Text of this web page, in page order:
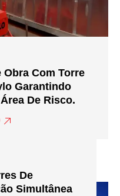
Obra Com Torre
Garantindo
De Risco.
De
Simultânea